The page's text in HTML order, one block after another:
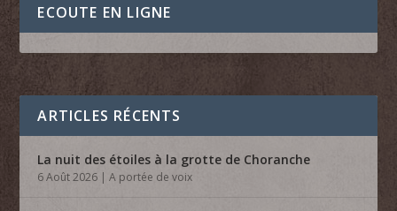
ECOUTE EN LIGNE
ARTICLES RÉCENTS
La nuit des étoiles à la grotte de Choranche
6 Août 2026 |A portée de voix